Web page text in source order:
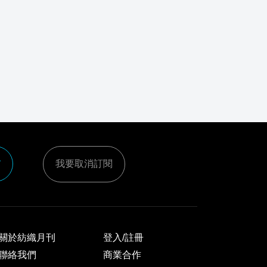
我要取消訂閱
於紡織月刊
絡我們
登入/註冊
商業合作